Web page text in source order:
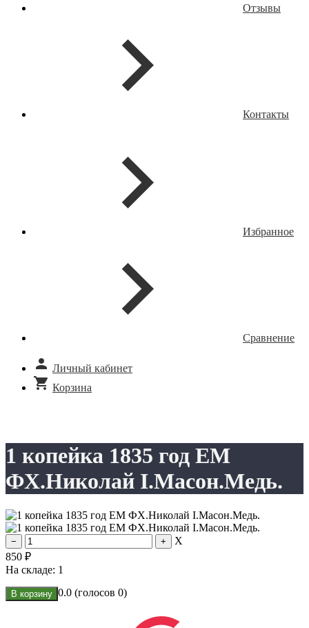
Отзывы
Контакты
Избранное
Сравнение
Личный кабинет
Корзина
1 копейка 1835 год ЕМ
ФХ.Николай I.Масон.Медь.
X
850 ₽
На складе: 1
0.0 (голосов 0)